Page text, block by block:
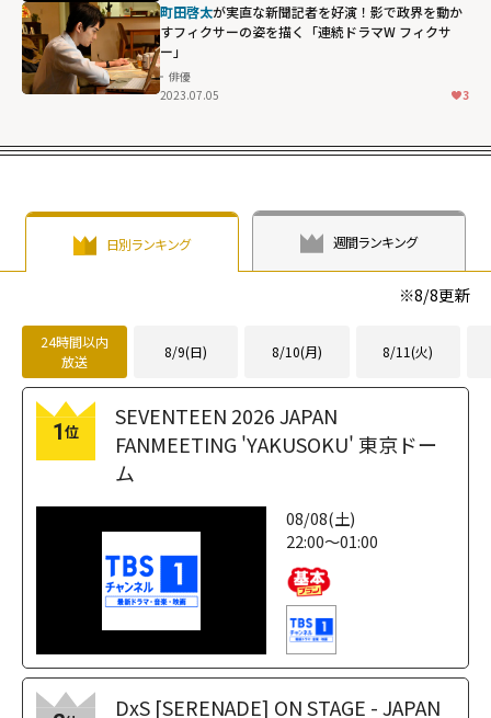
町田啓太が実直な新聞記者を好演！影で政界を動か
すフィクサーの姿を描く「連続ドラマW フィクサ
ー」
俳優
2023.07.05
3
日別ランキング 週間ランキング
※8/8更新
24時間以内
放送
8/9(日) 8/10(月) 8/11(火)
1位
SEVENTEEN 2026 JAPAN
FANMEETING 'YAKUSOKU' 東京ドー
ム
08/08(土)
22:00～01:00
DxS [SERENADE] ON STAGE - JAPAN